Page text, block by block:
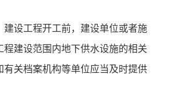
设工程开工前，建设单位或者施
程建设范围内地下供水设施的相关
有关档案机构等单位应当及时提供